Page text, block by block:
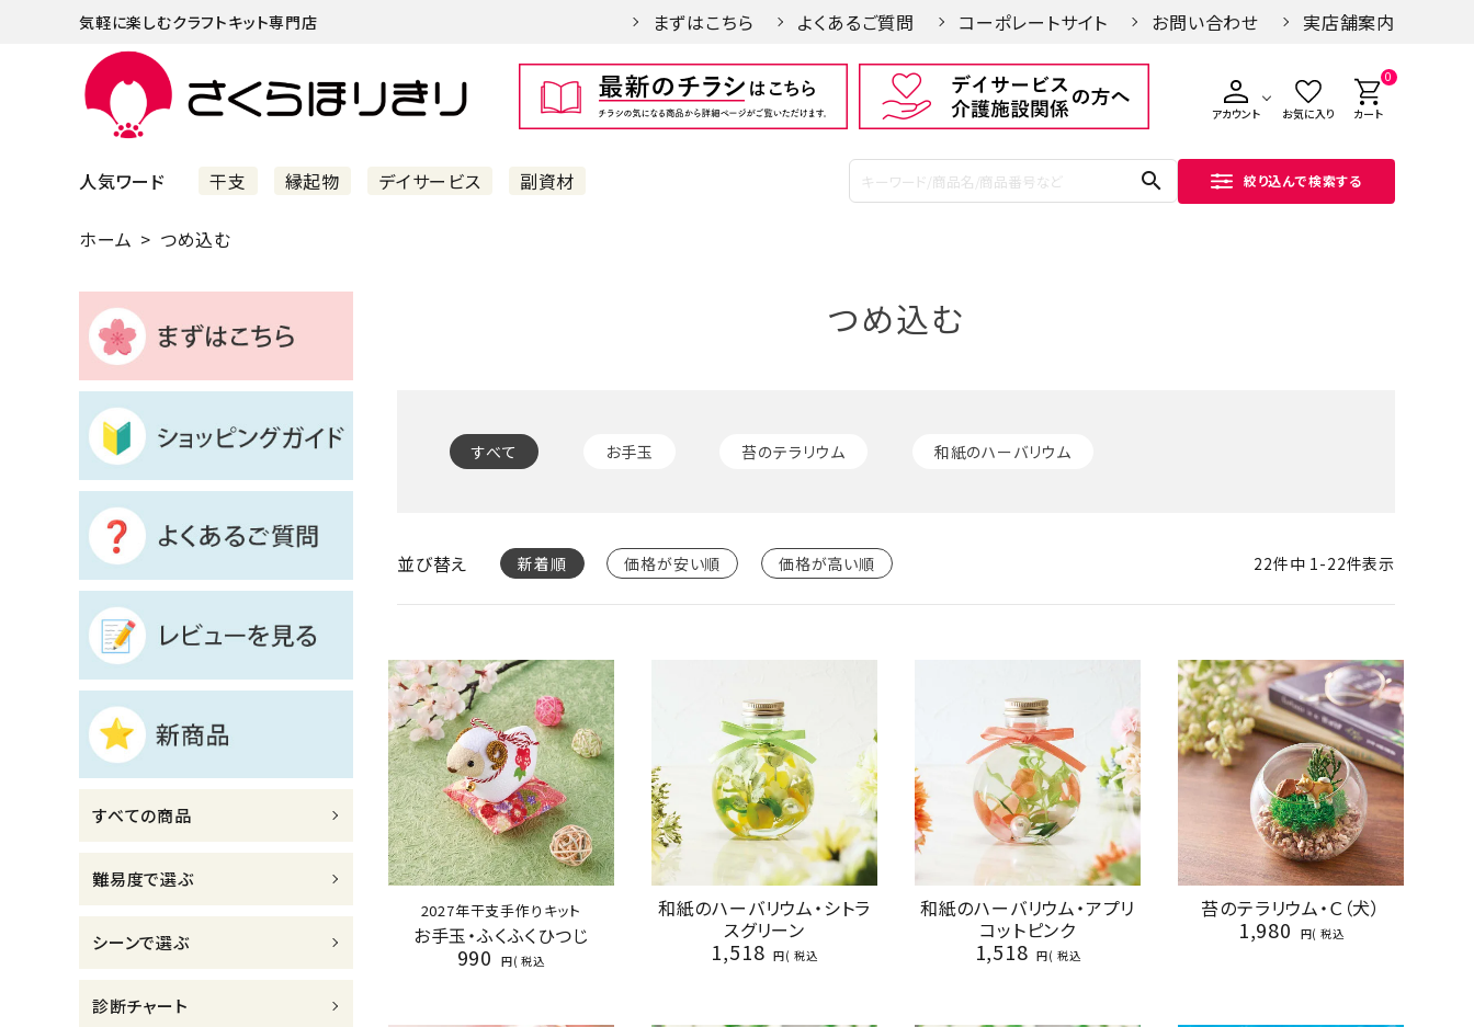
気軽に楽しむクラフトキット専門店 まずはこちら よくあるご質問 コーポレートサイト お問い合わせ 実店舗案内
アカウント お気に入り
0
カート
人気ワード 干支 縁起物 デイサービス 副資材 search 絞り込んで検索する
まずはこちら
ショッピングガイド
よくあるご質問
すべての商品
新着商品
診断チャート
ジャンルで選ぶ
レビューを見る
コーポレートサイト
実店舗案内
デイサービス／
お問い合わせ
ACCOUNT MENU
ログイン person
ホーム つめ込む
すべての商品
難易度で選ぶ
シーンで選ぶ
診断チャート
つめ込む
すべて お手玉 苔のテラリウム 和紙のハーバリウム
並び替え 新着順 価格が安い順 価格が高い順 22件中 1-22件表示
2027年干支手作りキット
お手玉・ふくふくひつじ
990 税込
和紙のハーバリウム・シトラ
スグリーン
1,518 税込
和紙のハーバリウム・アプリ
コットピンク
1,518 税込
苔のテラリウム・Ｃ（犬）
1,980 税込